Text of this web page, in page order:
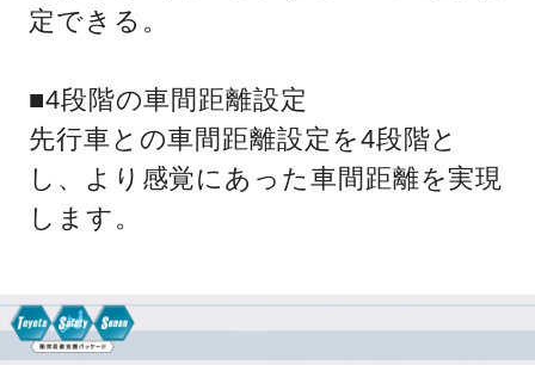
定できる。
■4段階の車間距離設定
先行車との車間距離設定を4段階と
し、より感覚にあった車間距離を実現
します。